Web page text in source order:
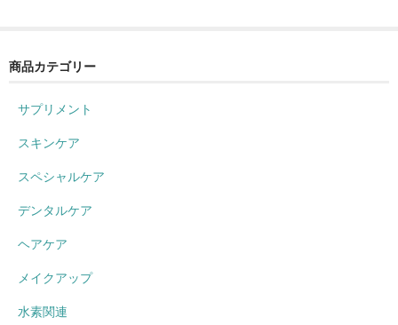
商品カテゴリー
サプリメント
スキンケア
スペシャルケア
デンタルケア
ヘアケア
メイクアップ
水素関連